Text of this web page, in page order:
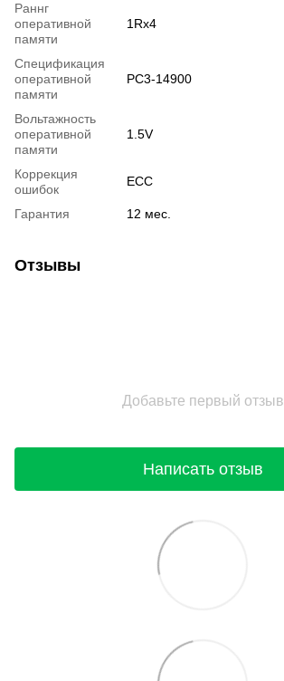
Раннг
оперативной
памяти
1Rx4
Спецификация
оперативной
памяти
PC3-14900
Вольтажность
оперативной
памяти
1.5V
Коррекция
ошибок
ECC
Гарантия 12 мес.
Отзывы
Добавьте первый отзыв
Написать отзыв